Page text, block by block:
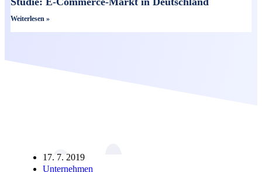
Weiterlesen »
17. 7. 2019
Unternehmen